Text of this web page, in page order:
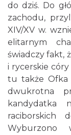
do dziś. Do
zachodu,
XIV/XV w.
elitarnym
świadczy fakt,
i rycerskie córy
tu także Ofka
dwukrotna
kandydatka
raciborskich
Wyburzono